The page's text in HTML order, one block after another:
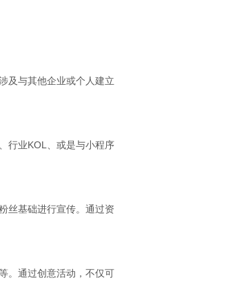
及与其他企业或个人建立
行业KOL、或是与小程序
丝基础进行宣传。通过资
。通过创意活动，不仅可